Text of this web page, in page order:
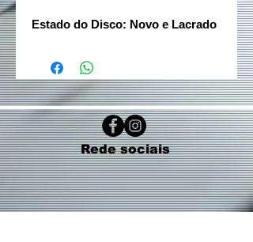
Estado do Disco: Novo e Lacrado
Rede sociais